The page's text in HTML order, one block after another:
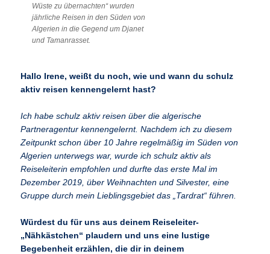
Wüste zu übernachten“ wurden
jährliche Reisen in den Süden von
Algerien in die Gegend um Djanet
und Tamanrasset.
Hallo Irene, weißt du noch, wie und wann du schulz
aktiv reisen kennengelernt hast?
Ich habe schulz aktiv reisen über die algerische
Partneragentur kennengelernt. Nachdem ich zu diesem
Zeitpunkt schon über 10 Jahre regelmäßig im Süden von
Algerien unterwegs war, wurde ich schulz aktiv als
Reiseleiterin empfohlen und durfte das erste Mal im
Dezember 2019, über Weihnachten und Silvester, eine
Gruppe durch mein Lieblingsgebiet das „Tardrat“ führen.
Würdest du für uns aus deinem Reiseleiter-
„Nähkästchen“ plaudern und uns eine lustige
Begebenheit erzählen, die dir in deinem